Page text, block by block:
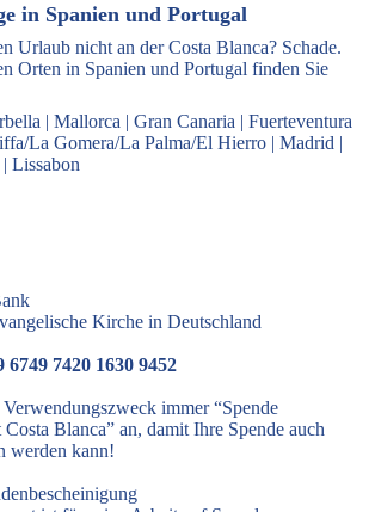
in Spanien und Portugal
Urlaub nicht an der Costa Blanca? Schade.
Orten in Spanien und Portugal finden Sie
| Mallorca | Gran Canaria | Fuerteventura
La Gomera/La Palma/El Hierro | Madrid |
| Lissabon
Kirche in Deutschland
7420 1630 9452
immer “Spende
Blanca” an, damit Ihre Spende auch
werden kann!